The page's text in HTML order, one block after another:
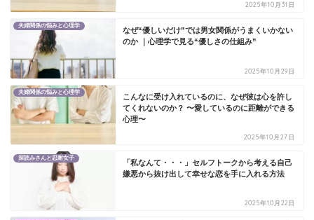
2025年10月31日
夫婦関係の悩みと心理学
なぜ“優しいだけ”では男女関係がうまくいかない
のか ｜心理学で見る“優しさの仕組み”
2025年10月29日
夫婦関係の悩みと心理学
こんなに受け入れているのに、なぜ彼は心を許し
てくれないのか？ 〜愛しているのに距離ができる
心理〜
2025年10月27日
深読みさんと忍耐女子
「私なんて・・・」セルフトークから考える自己
嫌悪から抜け出して幸せな恋を手に入れる方法
2025年10月22日